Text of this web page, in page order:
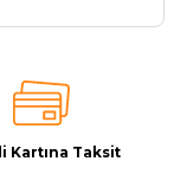
Kartına Taksit